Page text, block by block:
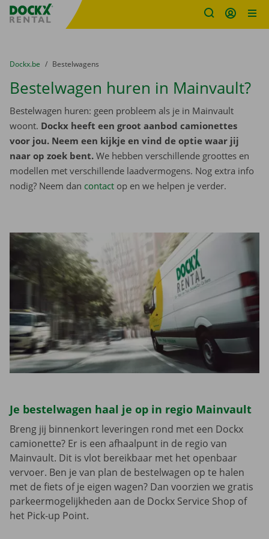
Fratello DEMO
U bevindt zich hier:
van
Dockx.be naar
Bestelwagens
Bestelwagen huren in Mainvault?
Bestelwagen huren: geen probleem als je in Mainvault
woont. Dockx heeft een groot aanbod camionettes
voor jou. Neem een kijkje en vind de optie waar jij
naar op zoek bent. We hebben verschillende groottes en
modellen met verschillende laadvermogens. Nog extra info
nodig? Neem dan contact op en we helpen je verder.
Je bestelwagen haal je op in regio Mainvault
Breng jij binnenkort leveringen rond met een Dockx
camionette? Er is een afhaalpunt in de regio van
Mainvault. Dit is vlot bereikbaar met het openbaar
vervoer. Ben je van plan de bestelwagen op te halen
met de fiets of je eigen wagen? Dan voorzien we gratis
parkeermogelijkheden aan de Dockx Service Shop of
het Pick-up Point.